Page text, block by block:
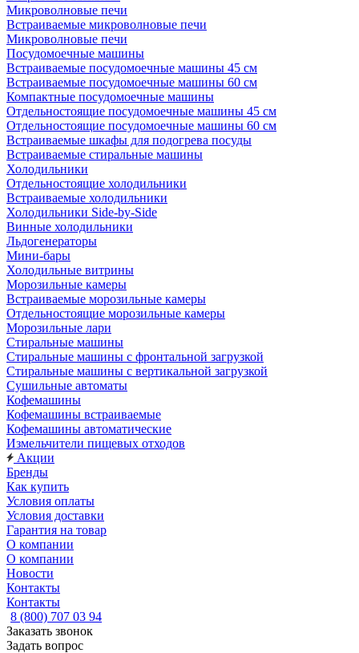
Микроволновые печи
Встраиваемые микроволновые печи
Микроволновые печи
Посудомоечные машины
Встраиваемые посудомоечные машины 45 см
Встраиваемые посудомоечные машины 60 см
Компактные посудомоечные машины
Отдельностоящие посудомоечные машины 45 см
Отдельностоящие посудомоечные машины 60 см
Встраиваемые шкафы для подогрева посуды
Встраиваемые стиральные машины
Холодильники
Отдельностоящие холодильники
Встраиваемые холодильники
Холодильники Side-by-Side
Винные холодильники
Льдогенераторы
Мини-бары
Холодильные витрины
Морозильные камеры
Встраиваемые морозильные камеры
Отдельностоящие морозильные камеры
Морозильные лари
Стиральные машины
Стиральные машины с фронтальной загрузкой
Стиральные машины с вертикальной загрузкой
Сушильные автоматы
Кофемашины
Кофемашины встраиваемые
Кофемашины автоматические
Измельчители пищевых отходов
Акции
Бренды
Как купить
Условия оплаты
Условия доставки
Гарантия на товар
О компании
О компании
Новости
Контакты
Контакты
8 (800) 707 03 94
Заказать звонок
Задать вопрос